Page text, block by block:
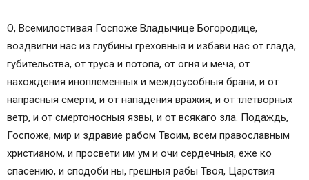
О, Всемилостивая Госпоже Владычице Богородице,
воздвигни нас из глубины греховныя и избави нас от глада,
губительства, от труса и потопа, от огня и меча, от
нахождения иноплеменных и междоусобныя брани, и от
напрасныя смерти, и от нападения вражия, и от тлетворных
ветр, и от смертоносныя язвы, и от всякаго зла. Подаждь,
Госпоже, мир и здравие рабом Твоим, всем православным
христианом, и просвети им ум и очи сердечныя, еже ко
спасению, и сподоби ны, грешныя рабы Твоя, Царствия